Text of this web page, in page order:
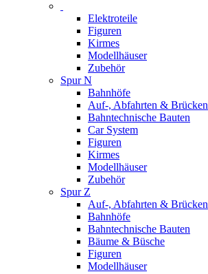
Elektroteile
Figuren
Kirmes
Modellhäuser
Zubehör
Spur N
Bahnhöfe
Auf-, Abfahrten & Brücken
Bahntechnische Bauten
Car System
Figuren
Kirmes
Modellhäuser
Zubehör
Spur Z
Auf-, Abfahrten & Brücken
Bahnhöfe
Bahntechnische Bauten
Bäume & Büsche
Figuren
Modellhäuser